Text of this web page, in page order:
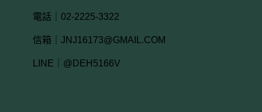
電話｜02-2225-3322
信箱｜JNJ16173@GMAIL.COM
LINE｜@DEH5166V